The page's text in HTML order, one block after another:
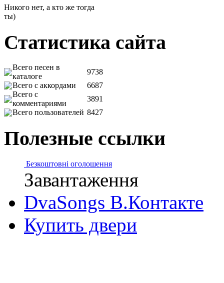
Никого нет, а кто же тогда
ты)
Статистика сайта
Всего песен в
каталоге
9738
Всего с аккордами
6687
Всего с
комментариями
3891
Всего пользователей 8427
Полезные ссылки
Безкоштовні оголошення
Завантаження
DvaSongs В.Контакте
Купить двери